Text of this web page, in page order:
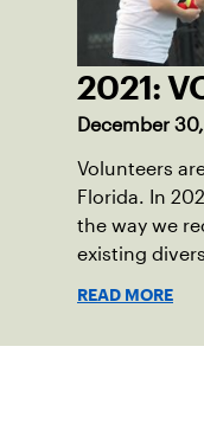
2021:
December
Volunteers
Florida. In
the way we
existing
READ MORE